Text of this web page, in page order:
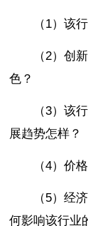
（1）该
（2）创
色？
（3）该
展趋势怎样？
（4）价
（5）经
何影响该行业